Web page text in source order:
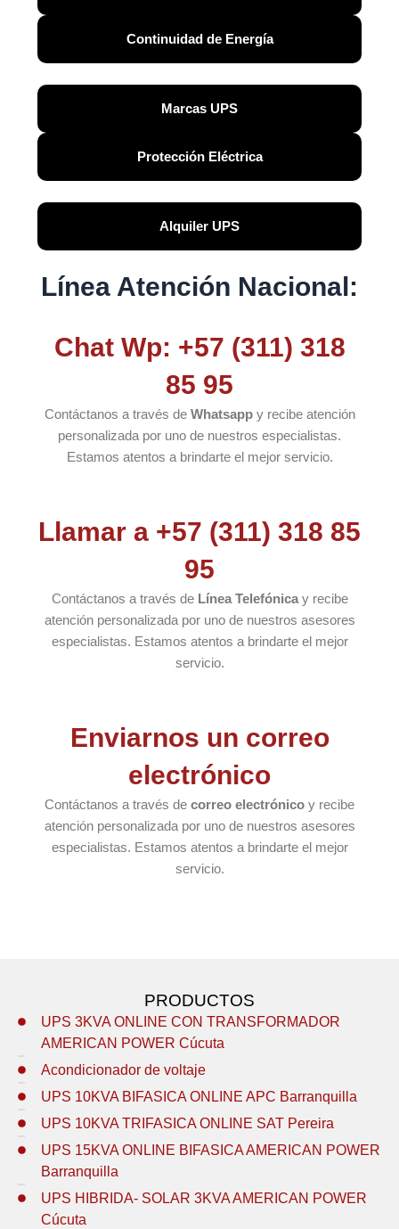
Continuidad de Energía
Marcas UPS
Protección Eléctrica
Alquiler UPS
Línea Atención Nacional:
Chat Wp: +57 (311) 318
85 95
Contáctanos a través de Whatsappy recibe atención
personalizada por uno de nuestros especialistas.
Estamos atentos a brindarte el mejor servicio.
Llamar a +57 (311) 318 85
95
Contáctanos a través deLínea Telefónicay recibe
atención personalizada por uno de nuestros asesores
especialistas. Estamos atentos a brindarte el mejor
servicio.
Enviarnos un correo
electrónico
Contáctanos a través de correo electrónico y recibe
atención personalizada por uno de nuestros asesores
especialistas. Estamos atentos a brindarte el mejor
servicio.
PRODUCTOS
UPS 3KVA ONLINE CON TRANSFORMADOR
AMERICAN POWER Cúcuta
Acondicionador de voltaje
UPS 10KVA BIFASICA ONLINE APC Barranquilla
UPS 10KVA TRIFASICA ONLINE SAT Pereira
UPS 15KVA ONLINE BIFASICA AMERICAN POWER
Barranquilla
UPS HIBRIDA- SOLAR 3KVA AMERICAN POWER
Cúcuta